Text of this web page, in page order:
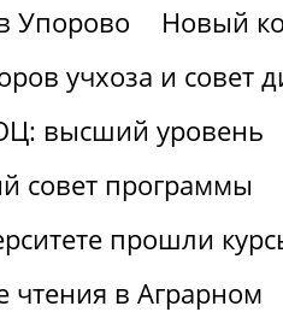
Упорово
Новый
учхоза и совет
высший уровень
совет программы
прошли
чтения в Аграрном